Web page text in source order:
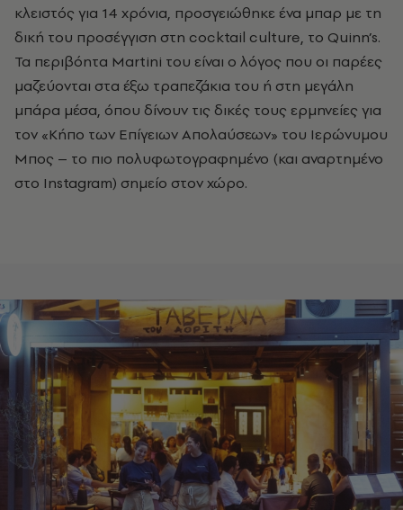
κλειστός για 14 χρόνια, προσγειώθηκε ένα μπαρ με τη
δική του προσέγγιση στη cocktail culture, το Quinn’s.
Τα περιβόητα Μartini του είναι ο λόγος που οι παρέες
μαζεύονται στα έξω τραπεζάκια του ή στη μεγάλη
μπάρα μέσα, όπου δίνουν τις δικές τους ερμηνείες για
τον «Κήπο των Επίγειων Απολαύσεων» του Ιερώνυμου
Μπος – το πιο πολυφωτογραφημένο (και αναρτημένο
στο Instagram) σημείο στον χώρο.